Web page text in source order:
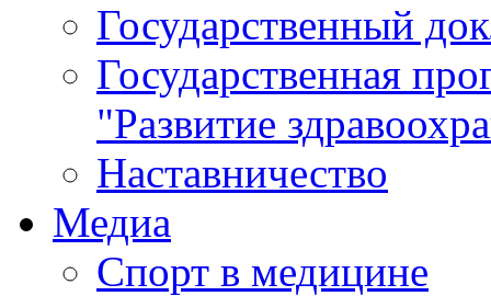
Государственный
Государственная
"Развитие
Наставничество
Медиа
Спорт в медицине